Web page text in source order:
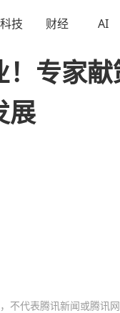
科技 财经 AI
！专家
展
不代表腾讯新闻或腾讯网